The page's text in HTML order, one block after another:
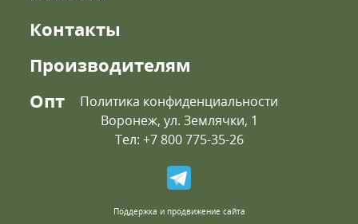
Контакты
Производителям
Опт
Политика конфиденциальности
Воронеж, ул. Землячки, 1
Тел: +7 800 775-35-26
Поддержка и продвижение сайта